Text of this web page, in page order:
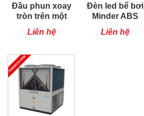
Đầu phun xoay
tròn trên một
trục
Liên hệ
Đèn led bể bơi
Minder ABS
Liên hệ